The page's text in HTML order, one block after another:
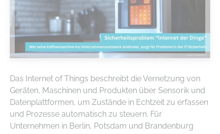
Das Internet of Things beschreibt die Vernetzung von
Geräten, Maschinen und Produkten über Sensorik und
Datenplattformen, um Zustände in Echtzeit zu erfassen
und Prozesse automatisch zu steuern. Für
Unternehmen in Berlin, Potsdam und Brandenburg